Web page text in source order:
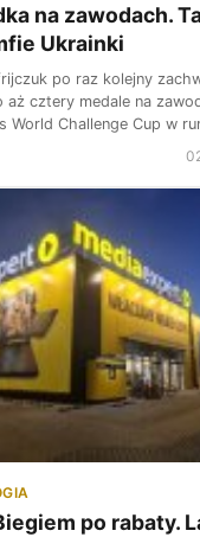
na zawodach.
Ukrainki
po raz kolejny
aż cztery medale na
World Challenge Cup w
po rabaty.